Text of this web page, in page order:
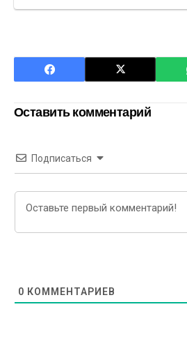
Оставить комментарий
Подписаться
0 КОММЕНТАРИЕВ